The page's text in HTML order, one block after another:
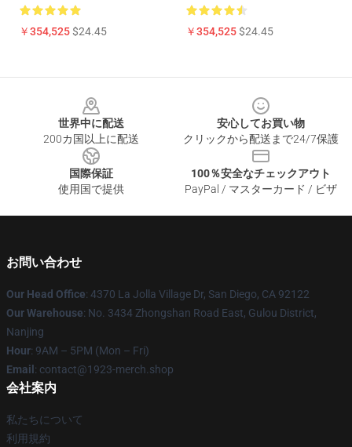
￥354,525$24.45 ￥354,525$24.45
世界中に配送
200カ国以上に配送
安心してお買い物
クリックから配送まで24/7保護
国際保証
使用国で提供
100％安全なチェックアウト
PayPal / マスターカード / ビザ
お問い合わせ
Our Head Office: 4370 La Jolla Village Dr, San Diego, CA 92122
Our Warehouse: No. 3434 Zhongshan Road East, Gulou District,
Nanjing
Hour: 9AM – 5PM (Mon – Fri)
Email : contact@1923-merch.shop
会社案内
私たちについて
利用規約